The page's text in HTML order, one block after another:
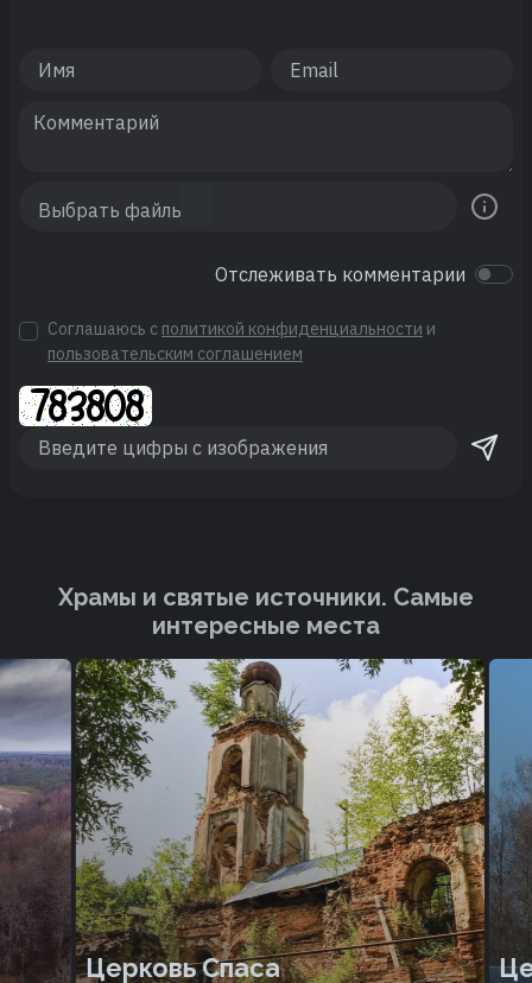
Отслеживать комментарии
Соглашаюсь с политикой конфиденциальности и
пользовательским соглашением
Храмы и святые источники. Cамые
интересные места
Церковь Спаса